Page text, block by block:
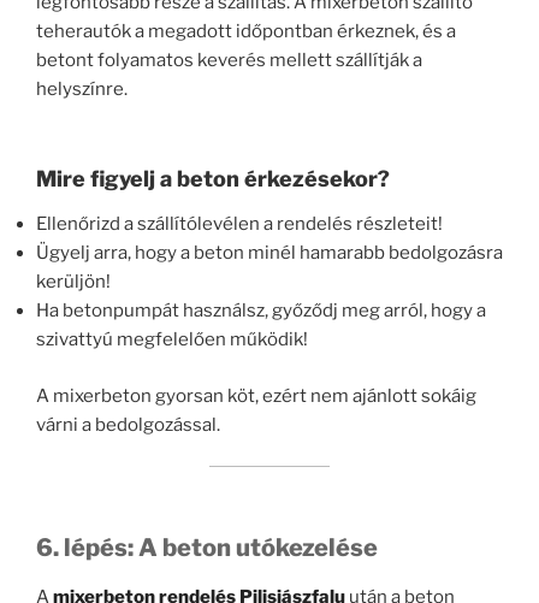
teherautók a megadott időpontban érkeznek, és a
betont folyamatos keverés mellett szállítják a
helyszínre.
Mire figyelj a beton érkezésekor?
Ellenőrizd a szállítólevélen a rendelés részleteit!
Ügyelj arra, hogy a beton minél hamarabb bedolgozásra
kerüljön!
Ha betonpumpát használsz, győződj meg arról, hogy a
szivattyú megfelelően működik!
A mixerbeton gyorsan köt, ezért nem ajánlott sokáig
várni a bedolgozással.
6. lépés: A beton utókezelése
Amixerbeton rendelés Pilisjászfalu után a beton